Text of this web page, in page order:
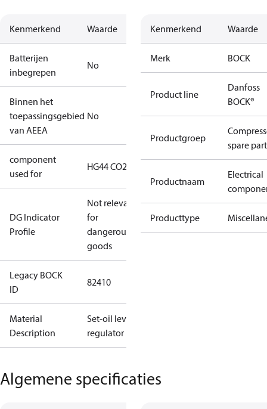
Kenmerkend Waarde
Batterijen
inbegrepen
No
Binnen het
toepassingsgebied
van AEEA
No
component
used for
HG44 CO2
DG Indicator
Profile
Not relevant
for
dangerous
goods
Legacy BOCK
ID
82410
Material
Description
Set-oil level
regulator
Kenmerkend Waarde
Merk BOCK
Product line
Danfoss
BOCK®
Productgroep
spare
Productnaam
Electrical
Producttype
Algemene specificaties